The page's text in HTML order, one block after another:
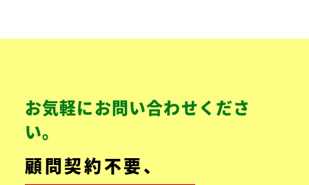
お気軽にお問い合わせくださ
い。
顧問契約不要、